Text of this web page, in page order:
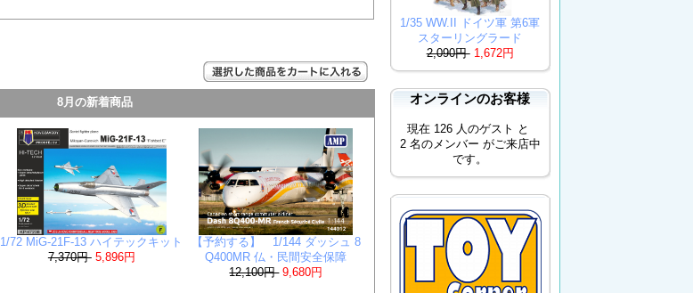
8月の新着商品
1/72 MiG-21F-13 ハイテックキット
7,370円 5,896円
【予約する】 1/144 ダッシュ 8
Q400MR 仏・民間安全保障
12,100円 9,680円
1/35 WW.II ドイツ軍 第6軍
スターリングラード
2,090円 1,672円
オンラインのお客様
現在 126 人のゲスト と
2 名のメンバー がご来店中
です。